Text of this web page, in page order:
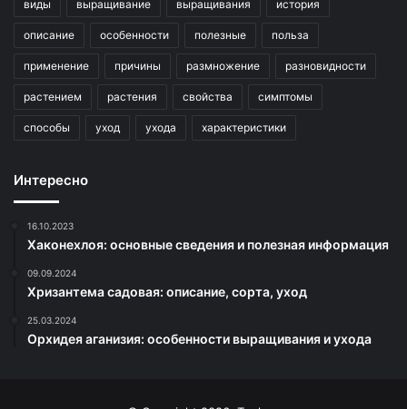
виды выращивание выращивания история
описание особенности полезные польза
применение причины размножение разновидности
растением растения свойства симптомы
способы уход ухода характеристики
Интересно
16.10.2023
Хаконехлоя: основные сведения и полезная информация
09.09.2024
Хризантема садовая: описание, сорта, уход
25.03.2024
Орхидея аганизия: особенности выращивания и ухода